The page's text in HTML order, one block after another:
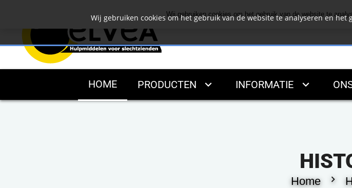
Wij gebruiken cookies om het gebruik van de website te analyseren en het
HOME PRODUCTEN INFORMATIE
Home chevron_right
Wij gebruiken cookies om het gebruik van de website te